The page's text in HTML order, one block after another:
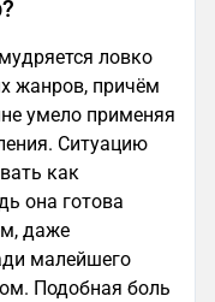
ловко
жанров, причём
умело применяя
Ситуацию
как
она готова
даже
малейшего
Подобная боль